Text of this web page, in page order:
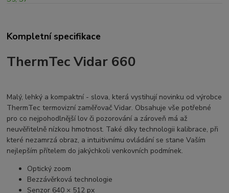
Kompletní specifikace
ThermTec Vidar 660
Malý, lehký a kompaktní - slova, která vystihují novinku od výrobce
ThermTec termovizní zaměřovač Vidar. Obsahuje vše potřebné
pro co nejpohodlnější lov či pozorování a zároveň má až
neuvěřitelně nízkou hmotnost. Také díky technologii kalibrace, při
které nezamrzá obraz, a intuitivnímu ovládání se stane Vaším
nejlepším přítelem do jakýchkoli venkovních podmínek.
Optický zoom
Bezzávěrková technologie
Senzor 640 × 512 px